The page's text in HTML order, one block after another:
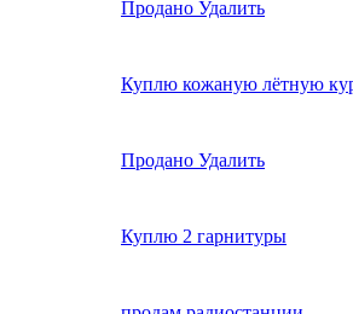
Продано Удалить
Куплю кожаную лётную
Продано Удалить
Куплю 2 гарнитуры